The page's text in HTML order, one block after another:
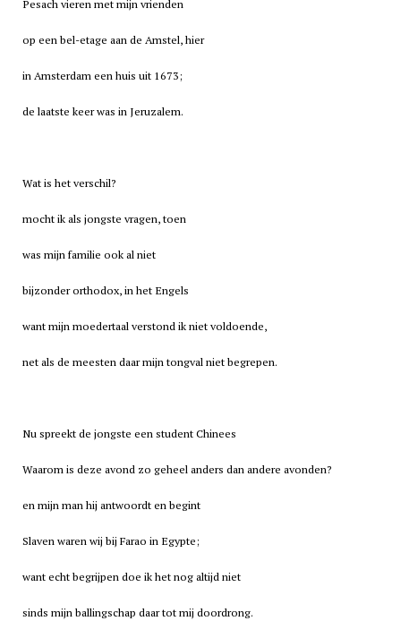
Pesach vieren met mijn vrienden
op een bel-etage aan de Amstel, hier
inAmsterdameen huis uit 1673;
de laatste keer was in Jeruzalem.
Wat is het verschil?
mocht ik als jongste vragen, toen
was mijn familie ook al niet
bijzonder orthodox, in het Engels
want mijn moedertaal verstond ik niet voldoende,
net als de meesten daar mijn tongval niet begrepen.
Nu spreekt de jongste een student Chinees
Waarom is deze avond zo geheel anders dan andere avonden?
en mijn man hij antwoordt en begint
Slaven waren wij bij Farao in Egypte;
want echt begrijpen doe ik het nog altijd niet
sinds mijn ballingschap daar tot mij doordrong.